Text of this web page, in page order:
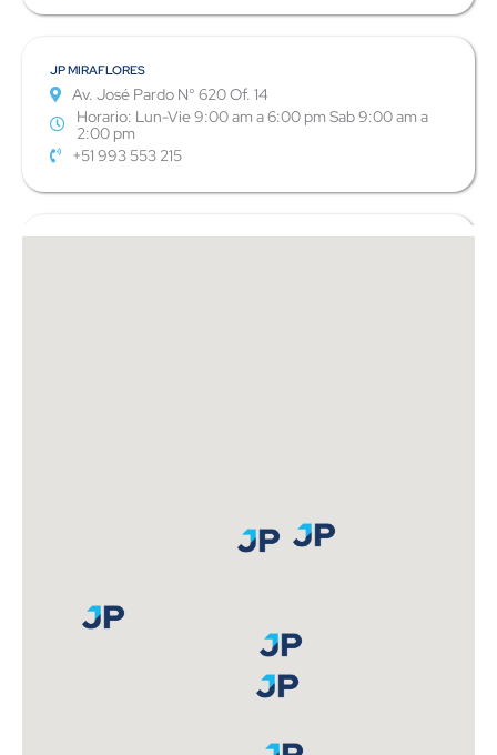
JP MIRAFLORES
Av. José Pardo N° 620 Of. 14
Horario: Lun-Vie 9:00 am a 6:00 pm Sab 9:00 am a
2:00 pm
+51 993 553 215